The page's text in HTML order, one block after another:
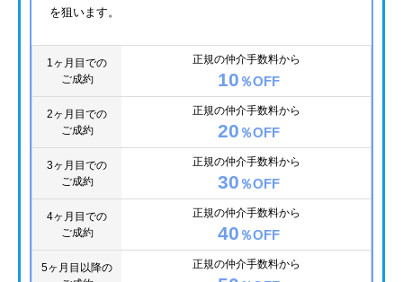
を狙います。
1ヶ月目での
ご成約
正規の仲介手数料から
10 ％OFF
2ヶ月目での
ご成約
正規の仲介手数料から
20 ％OFF
3ヶ月目での
ご成約
正規の仲介手数料から
30 ％OFF
4ヶ月目での
ご成約
正規の仲介手数料から
40 ％OFF
5ヶ月目以降の
正規の仲介手数料から